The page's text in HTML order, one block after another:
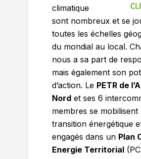
climatique
sont nombreux et se
toutes les échelles
du mondial au local.
nous a sa part de
mais également son
d’action. Le PETR de
Nord et ses 6
membres se
transition énergétique
engagés dans un Plan
Energie Territorial